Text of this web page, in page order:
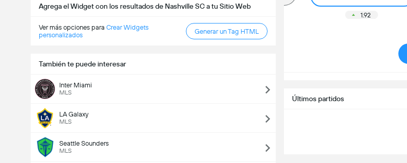
Agrega el Widget con los resultados de Nashville SC a tu Sitio Web
Ver más opciones para Crear Widgets
personalizados
Generar un Tag HTML
También te puede interesar
Inter Miami
MLS
LA Galaxy
MLS
Seattle Sounders
MLS
1.92
Últimos partidos